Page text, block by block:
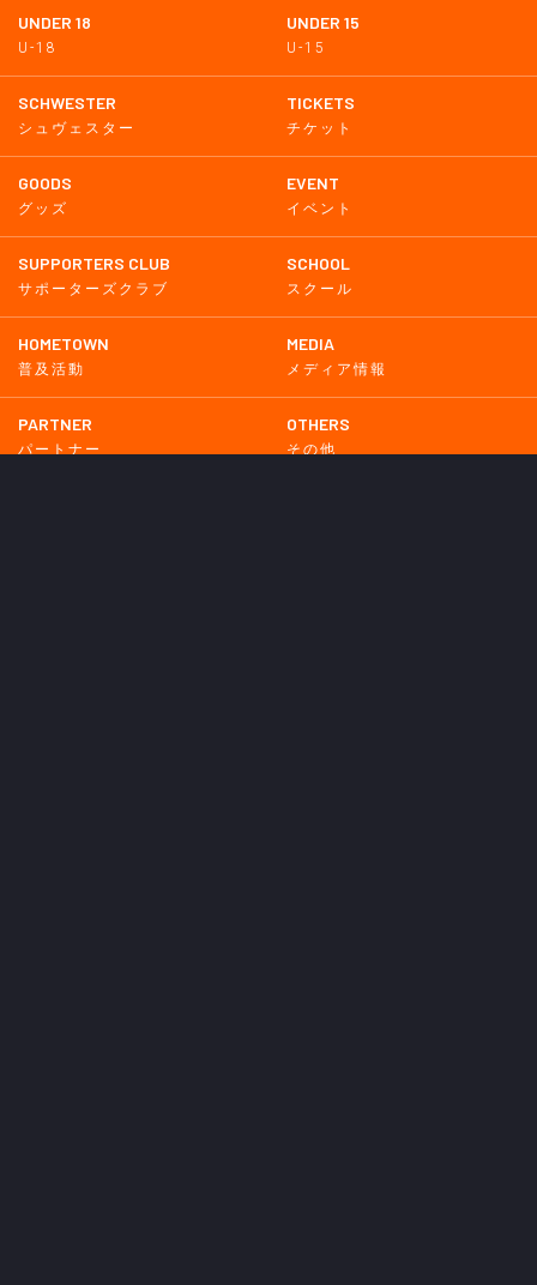
UNDER 18
U-18
UNDER 15
U-15
SCHWESTER
シュヴェスター
TICKETS
チケット
GOODS
グッズ
EVENT
イベント
SUPPORTERS CLUB
サポーターズクラブ
SCHOOL
スクール
HOMETOWN
普及活動
MEDIA
メディア情報
PARTNER
パートナー
OTHERS
その他